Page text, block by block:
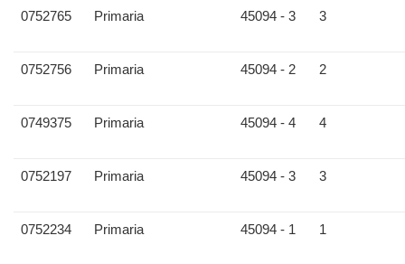
0752765 Primaria 45094 - 3 3
0752756 Primaria 45094 - 2 2
0749375 Primaria 45094 - 4 4
0752197 Primaria 45094 - 3 3
0752234 Primaria 45094 - 1 1